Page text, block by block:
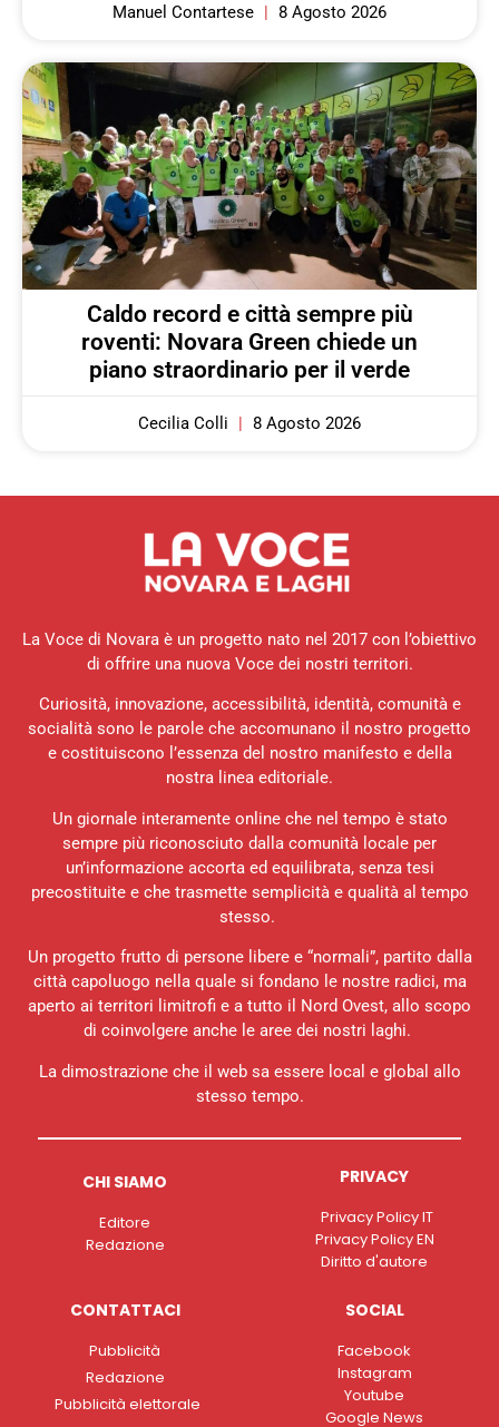
Manuel Contartese 8 Agosto 2026
Caldo record e città sempre più
roventi: Novara Green chiede un
piano straordinario per il verde
Cecilia Colli 8 Agosto 2026
La Voce di Novara è un progetto nato nel 2017 con l’obiettivo
di offrire una nuova Voce dei nostri territori.
Curiosità, innovazione, accessibilità, identità, comunità e
socialità sono le parole che accomunano il nostro progetto
e costituiscono l’essenza del nostro manifesto e della
nostra linea editoriale.
Un giornale interamente online che nel tempo è stato
sempre più riconosciuto dalla comunità locale per
un’informazione accorta ed equilibrata, senza tesi
precostituite e che trasmette semplicità e qualità al tempo
stesso.
Un progetto frutto di persone libere e “normali”, partito dalla
città capoluogo nella quale si fondano le nostre radici, ma
aperto ai territori limitrofi e a tutto il Nord Ovest, allo scopo
di coinvolgere anche le aree dei nostri laghi.
La dimostrazione che il web sa essere local e global allo
stesso tempo.
CHI SIAMO
Editore
Redazione
PRIVACY
Privacy Policy IT
Privacy Policy EN
Diritto d'autore
CONTATTACI
Pubblicità
Redazione
Pubblicità elettorale
SOCIAL
Facebook
Instagram
Youtube
Google News